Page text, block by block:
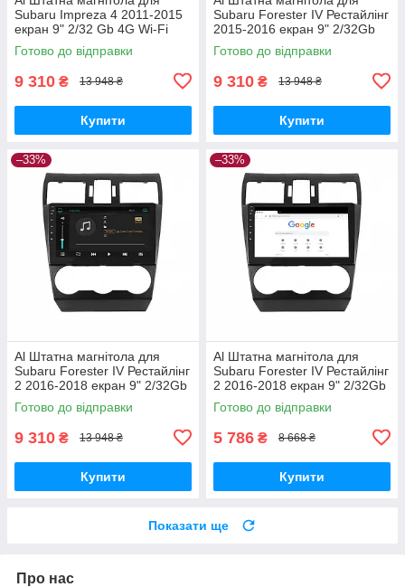
Subaru Impreza 4 2011-2015
екран 9" 2/32 Gb 4G Wi-Fi
GPS Top Android
Готово до відправки
9 310 ₴ 13 948 ₴
Купити
Subaru Forester IV Рестайлінг
2015-2016 екран 9" 2/32Gb
4G Wi-Fi GPS Top Android
Готово до відправки
9 310 ₴ 13 948 ₴
Купити
–33%
Al Штатна магнітола для
Subaru Forester IV Рестайлінг
2 2016-2018 екран 9" 2/32Gb
4G Wi-Fi GPS Top Android
Готово до відправки
9 310 ₴ 13 948 ₴
Купити
–33%
Al Штатна магнітола для
Subaru Forester IV Рестайлінг
2 2016-2018 екран 9" 2/32Gb
Wi-Fi GPS Base Android
Готово до відправки
5 786 ₴ 8 668 ₴
Купити
Показати ще
Про нас